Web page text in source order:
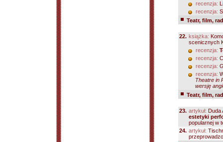
recenzja:
recenzja:
Teatr, film,
22. książka:
scenicznych
recenzja:
recenzja:
recenzja:
recenzja:
Theatre in
wersję
Teatr, film,
23. artykuł: Duda
estetyki
popularnej w
24. artykuł: